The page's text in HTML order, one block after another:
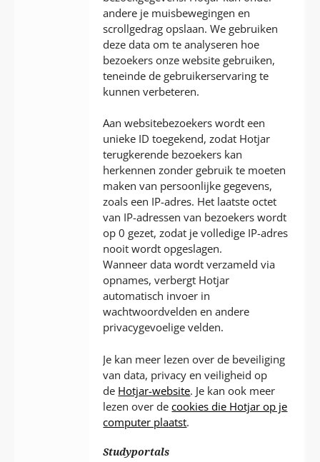
andere je muisbewegingen en
scrollgedrag opslaan. We gebruiken
deze data om te analyseren hoe
bezoekers onze website gebruiken,
teneinde de gebruikerservaring te
kunnen verbeteren.
Aan websitebezoekers wordt een
unieke ID toegekend, zodat Hotjar
terugkerende bezoekers kan
herkennen zonder gebruik te moeten
maken van persoonlijke gegevens,
zoals een IP-adres. Het laatste octet
van IP-adressen van bezoekers wordt
op 0 gezet, zodat je volledige IP-adres
nooit wordt opgeslagen.
Wanneer data wordt verzameld via
opnames, verbergt Hotjar
automatisch invoer in
wachtwoordvelden en andere
privacygevoelige velden.
Je kan meer lezen over de beveiliging
van data, privacy en veiligheid op
de Hotjar-website. Je kan ook meer
lezen over decookies die Hotjar op je
computer plaatst.
Studyportals